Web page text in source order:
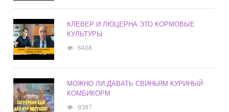
КЛЕВЕР И ЛЮЦЕРНА ЭТО КОРМОВЫЕ
КУЛЬТУРЫ
6408
МОЖНО ЛИ ДАВАТЬ СВИНЬЯМ КУРИНЫЙ
КОМБИКОРМ
9387